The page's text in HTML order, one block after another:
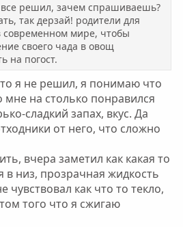
надо ли пытаться. Вес
так и сейчас.
продажные, а эти
друзьями, только с ними я
радость в общении, да и
из меня и ещё 4х человек
на них и чувствую всю гниль
решил, зачем спрашиваешь?
так дерзай! родители для
современном мире, чтобы
своего чада в овощ
на погост.
я не решил, я понимаю что
на столько понравился
сладкий запах, вкус. Да
от него, что сложно
вчера заметил как какая то
в низ, прозрачная жидкость
чувствовал как что то текло,
того что я сжигаю